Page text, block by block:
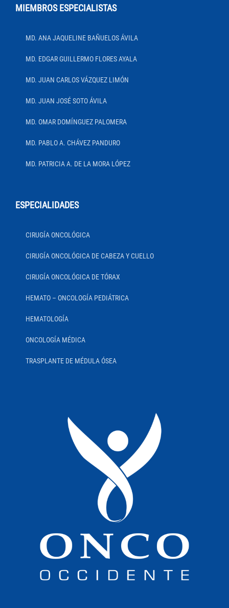
MIEMBROS ESPECIALISTAS
MD. ANA JAQUELINE BAÑUELOS ÁVILA
MD. EDGAR GUILLERMO FLORES AYALA
MD. JUAN CARLOS VÁZQUEZ LIMÓN
MD. JUAN JOSÉ SOTO ÁVILA
MD. OMAR DOMÍNGUEZ PALOMERA
MD. PABLO A. CHÁVEZ PANDURO
MD. PATRICIA A. DE LA MORA LÓPEZ
ESPECIALIDADES
CIRUGÍA ONCOLÓGICA
CIRUGÍA ONCOLÓGICA DE CABEZA Y CUELLO
CIRUGÍA ONCOLÓGICA DE TÓRAX
HEMATO – ONCOLOGÍA PEDIÁTRICA
HEMATOLOGÍA
ONCOLOGÍA MÉDICA
TRASPLANTE DE MÉDULA ÓSEA